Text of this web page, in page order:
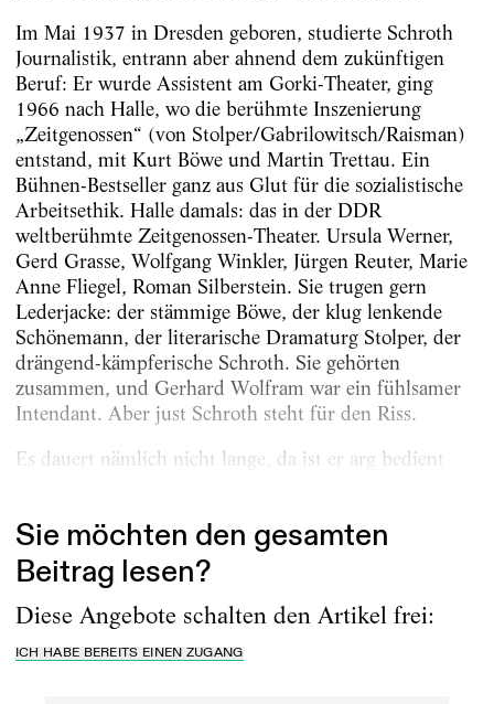
Im Mai 1937 in Dresden geboren, studierte Schroth
Journalistik, entrann aber ahnend dem zukünf­tigen
Beruf: Er wurde Assistent am Gorki-Theater, ging
1966 nach ­Halle, wo die ­berühmte Inszenierung
„Zeitgenossen“ (von Stol­per/Gabrilowitsch/Raisman)
entstand, mit Kurt Böwe und Martin Trettau. Ein
Bühnen-Best­seller ganz aus Glut für die sozialistische
Arbeitsethik. Halle damals: das in der DDR
weltberühmte Zeitgenossen-Theater. Ursula Werner,
Gerd Grasse, Wolfgang Winkler, Jürgen Reuter, Marie
Anne Fliegel, Roman Silberstein. Sie trugen gern
Lederjacke: der stämmige Böwe, der klug lenkende
Schönemann, der literarische Dramaturg Stolper, der
drängend-kämpferische Schroth. Sie gehörten
zusammen, und Gerhard Wolfram war ein fühlsamer
Intendant. Aber just Schroth steht für den Riss.
Es dauert nämlich nicht lange, da ist er arg bedient
Sie möchten den gesamten
Beitrag lesen?
Diese Angebote schalten den Artikel frei:
ICH HABE BEREITS EINEN ZUGANG